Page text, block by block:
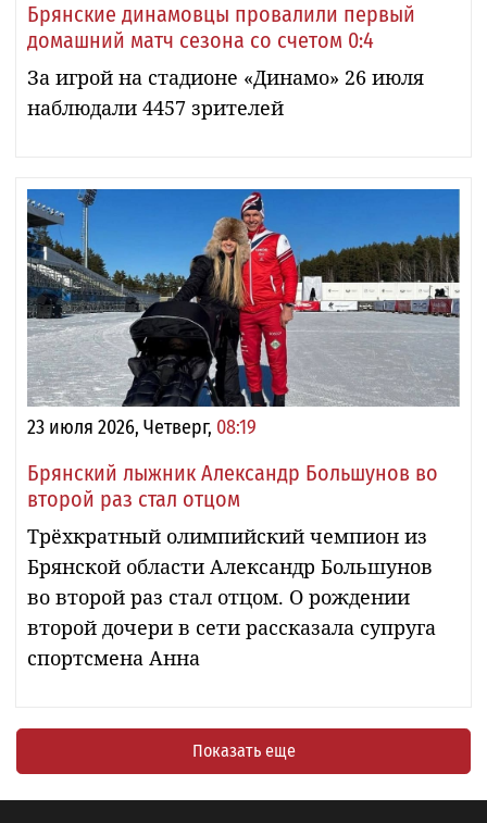
Брянские динамовцы провалили первый
домашний матч сезона со счетом 0:4
За игрой на стадионе «Динамо» 26 июля
наблюдали 4457 зрителей
23 июля 2026, Четверг, 08:19
Брянский лыжник Александр Большунов во
второй раз стал отцом
Трёхкратный олимпийский чемпион из
Брянской области Александр Большунов
во второй раз стал отцом. О рождении
второй дочери в сети рассказала супруга
спортсмена Анна
Показать еще